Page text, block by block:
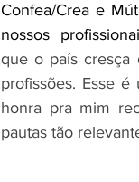
Confea/Crea e
nossos
que o país cresça
profissões. Esse
honra pra mim
pautas tão